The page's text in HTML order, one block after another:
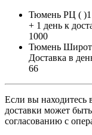
Тюмень РЦ ( )1
+ 1 день к
1000
Тюмень
Доставка в
66
Если вы находитесь
доставки может
согласованию с